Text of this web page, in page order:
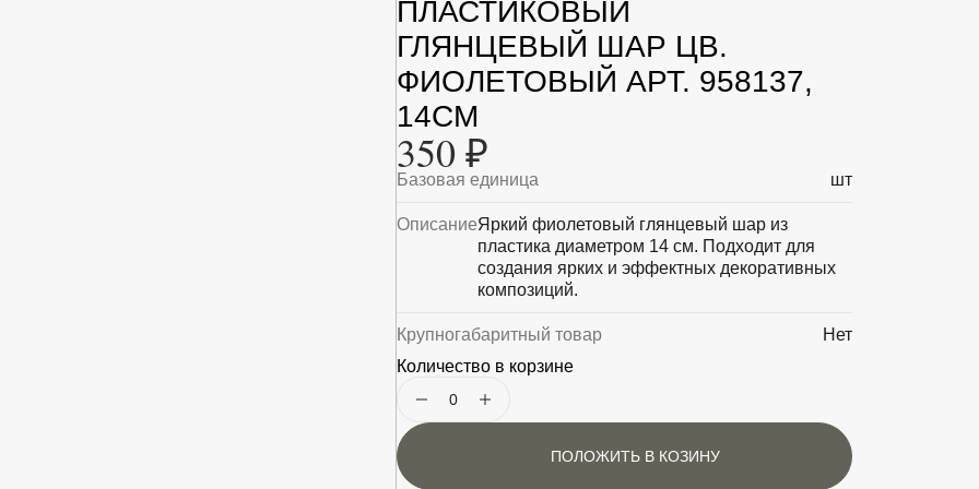
ПЛАСТИКОВЫЙ
ГЛЯНЦЕВЫЙ ШАР ЦВ.
ФИОЛЕТОВЫЙ АРТ. 958137,
14СМ
350 ₽
Базовая единица шт
ОписаниеЯркий фиолетовый глянцевый шар из
пластика диаметром 14 см. Подходит для
создания ярких и эффектных декоративных
композиций.
Крупногабаритный товар
Нет
Количество в корзине
ПОЛОЖИТЬ В КОЗИНУ